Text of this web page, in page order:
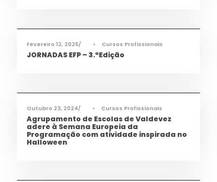
Fevereiro 12, 2025 • Cursos Profissionais
JORNADAS EFP – 3.ªEdição
Outubro 23, 2024 • Cursos Profissionais
Agrupamento de Escolas de Valdevez
adere à Semana Europeia da
Programação com atividade inspirada no
Halloween